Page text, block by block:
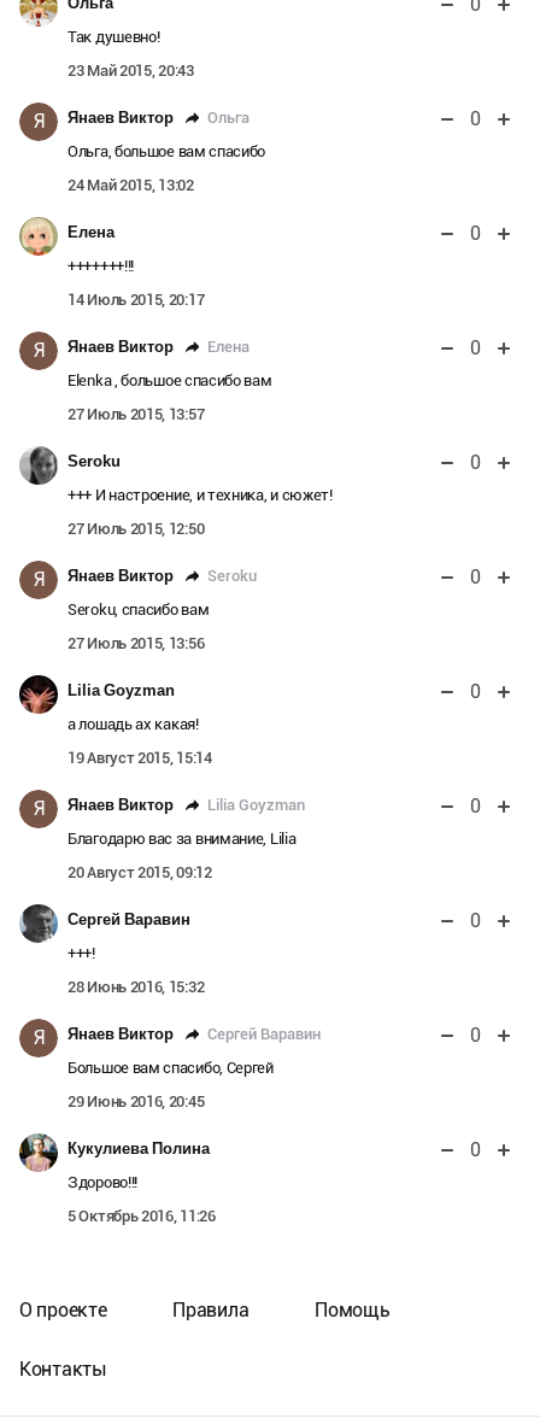
Так душевно!
23 Май 2015, 20:43
Я Янаев Виктор Ольга 0
Ольга, большое вам спасибо
24 Май 2015, 13:02
Елена 0
+++++++!!!
14 Июль 2015, 20:17
Я Янаев Виктор Елена 0
Elenka , большое спасибо вам
27 Июль 2015, 13:57
Seroku 0
+++ И настроение, и техника, и сюжет!
27 Июль 2015, 12:50
Я Янаев Виктор Seroku 0
Seroku, спасибо вам
27 Июль 2015, 13:56
Lilia Goyzman 0
а лошадь ах какая!
19 Август 2015, 15:14
Я Янаев Виктор Lilia Goyzman 0
Благодарю вас за внимание, Lilia
20 Август 2015, 09:12
Сергей Варавин 0
+++!
28 Июнь 2016, 15:32
Я Янаев Виктор Сергей Варавин 0
Большое вам спасибо, Сергей
29 Июнь 2016, 20:45
Кукулиева Полина 0
Здорово!!!
5 Октябрь 2016, 11:26
О проекте Правила Помощь
Контакты